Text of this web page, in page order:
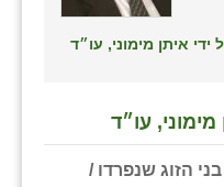
איתן מימוני, עו״ד
עו״ד
הזוג שנפרדו /